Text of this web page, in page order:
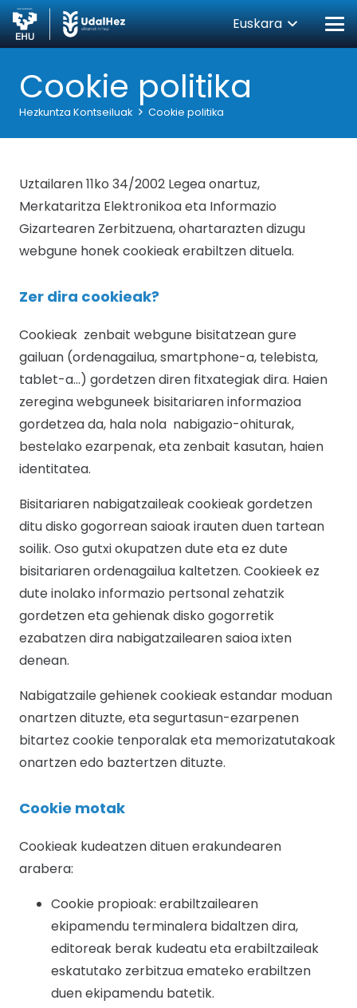
Euskara
Cookie politika
Hezkuntza Kontseiluak Cookie politika
Uztailaren 11ko 34/2002 Legea onartuz,
Merkataritza Elektronikoa eta Informazio
Gizartearen Zerbitzuena, ohartarazten dizugu
webgune honek cookieak erabiltzen dituela.
Zer dira cookieak?
Cookieak zenbait webgune bisitatzean gure
gailuan (ordenagailua, smartphone-a, telebista,
tablet-a…) gordetzen diren fitxategiak dira. Haien
zeregina webguneek bisitariaren informazioa
gordetzea da, hala nola nabigazio-ohiturak,
bestelako ezarpenak, eta zenbait kasutan, haien
identitatea.
Bisitariaren nabigatzaileak cookieak gordetzen
ditu disko gogorrean saioak irauten duen tartean
soilik. Oso gutxi okupatzen dute eta ez dute
bisitariaren ordenagailua kaltetzen. Cookieek ez
dute inolako informazio pertsonal zehatzik
gordetzen eta gehienak disko gogorretik
ezabatzen dira nabigatzailearen saioa ixten
denean.
Nabigatzaile gehienek cookieak estandar moduan
onartzen dituzte, eta segurtasun-ezarpenen
bitartez cookie tenporalak eta memorizatutakoak
onartzen edo baztertzen dituzte.
Cookie motak
Cookieak kudeatzen dituen erakundearen
arabera:
Cookie propioak: erabiltzailearen
ekipamendu terminalera bidaltzen dira,
editoreak berak kudeatu eta erabiltzaileak
eskatutako zerbitzua emateko erabiltzen
duen ekipamendu batetik.